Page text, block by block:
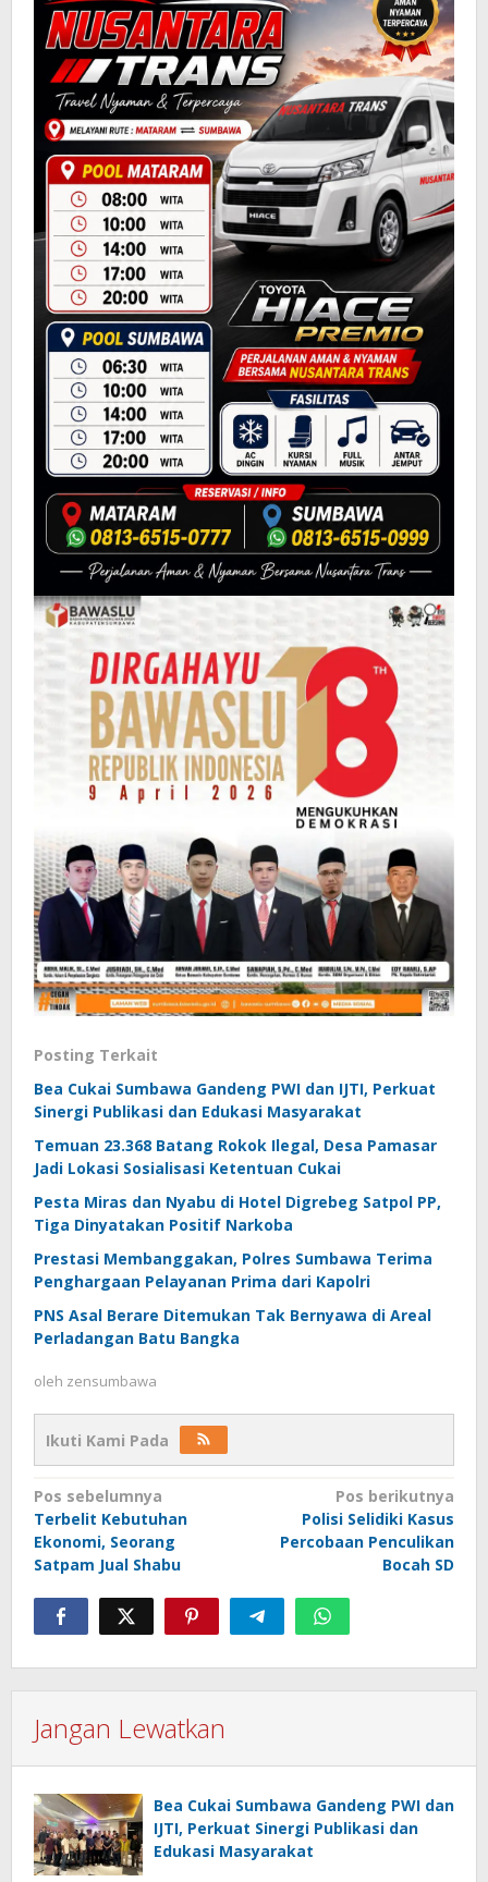
Posting Terkait
Bea Cukai Sumbawa Gandeng PWI dan IJTI, Perkuat
Sinergi Publikasi dan Edukasi Masyarakat
Temuan 23.368 Batang Rokok Ilegal, Desa Pamasar
Jadi Lokasi Sosialisasi Ketentuan Cukai
Pesta Miras dan Nyabu di Hotel Digrebeg Satpol PP,
Tiga Dinyatakan Positif Narkoba
Prestasi Membanggakan, Polres Sumbawa Terima
Penghargaan Pelayanan Prima dari Kapolri
PNS Asal Berare Ditemukan Tak Bernyawa di Areal
Perladangan Batu Bangka
oleh zensumbawa
Ikuti Kami Pada
Navigasi
pos
Pos sebelumnya
Terbelit Kebutuhan
Ekonomi, Seorang
Satpam Jual Shabu
Pos berikutnya
Polisi Selidiki Kasus
Percobaan Penculikan
Bocah SD
Jangan Lewatkan
Bea Cukai Sumbawa Gandeng PWI dan
IJTI, Perkuat Sinergi Publikasi dan
Edukasi Masyarakat